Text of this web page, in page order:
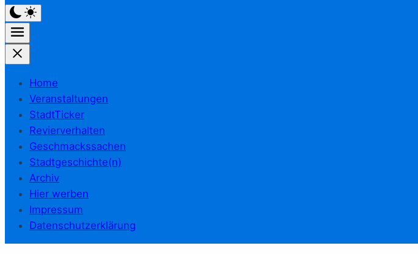
Home
Veranstaltungen
StadtTicker
Revierverhalten
Geschmackssachen
Stadtgeschichte(n)
Archiv
Hier werben
Impressum
Datenschutzerklärung